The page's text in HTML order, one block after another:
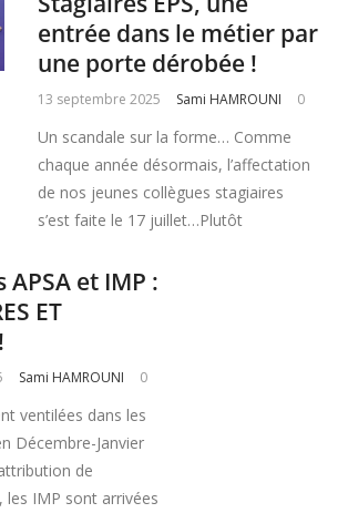
entrée dans le métier par
une porte dérobée !
13 septembre 2025 Sami HAMROUNI 0
Un scandale sur la forme… Comme
chaque année désormais, l’affectation
de nos jeunes collègues stagiaires
s’est faite le 17 juillet…Plutôt
APSA et IMP :
ET
Sami HAMROUNI 0
ventilées dans les
Décembre-Janvier
de
les IMP sont arrivées